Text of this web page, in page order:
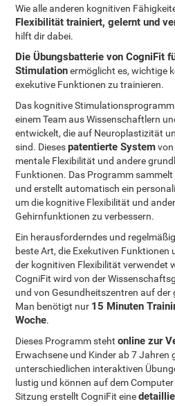
Wie alle anderen kognitiven
Flexibilität trainiert, gelernt und
hilft dir dabei.
Die Übungsbatterie von CogniFit
Stimulationermöglicht es, wichtige
exekutive Funktionen zu trainieren.
Das kognitive
einem Team aus Wissenschaftlern
entwickelt, die auf Neuroplastizität
sind. Diesespatentierte System
mentale Flexibilität und andere
Funktionen. Das Programm
und erstellt automatisch ein
um die kognitive Flexibilität und
Gehirnfunktionen zu verbessern.
Ein herausforderndes und
beste Art, die Exekutiven Funktionen
der kognitiven Flexibilität verwendet
CogniFit wird von der
und von Gesundheitszentren auf der
Man benötigt nur 15 Minuten
Woche.
Dieses Programm stehtonline zur
Erwachsene und Kinder ab 7 Jahren
unterschiedlichen interaktiven
lustig und können auf dem
Sitzung erstellt CogniFit eine